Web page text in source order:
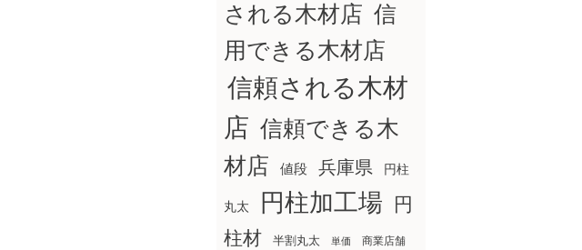
される木材店 信
用できる木材店
信頼される木材
店 信頼できる木
材店
値段 兵庫県 円柱
丸太 円柱加工場
円
柱材
半割丸太 単価 商業店舗